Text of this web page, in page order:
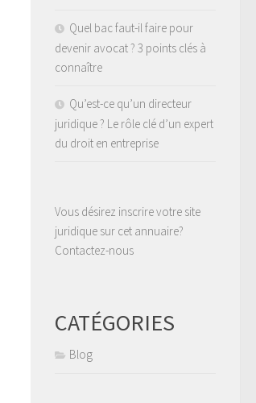
Quel bac faut-il faire pour
devenir avocat ? 3 points clés à
connaître
Qu’est-ce qu’un directeur
juridique ? Le rôle clé d’un expert
du droit en entreprise
Vous désirez inscrire votre site
juridique sur cet annuaire?
Contactez-nous
CATÉGORIES
Blog